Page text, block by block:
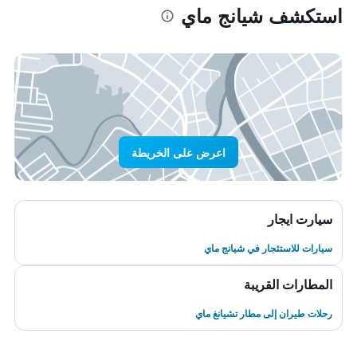
استكشف شيانج ماي
اعرض على الخريطة
سيارت ايجار
سيارات للاستئجار في شيانج ماي
المطارات القريبة
رحلات طيران إلى مطار تشيانغ ماي